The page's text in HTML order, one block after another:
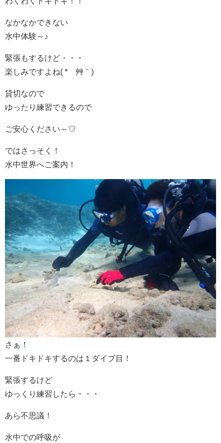
なかなかできない
水中体験～♪
緊張もするけど・・・
楽しみですよね( *´艸｀)
貸切なので
ゆったり練習できるので
ご安心ください～♡
ではさっそく！
水中世界へご案内！
さぁ！
一番ドキドキするのは１ダイブ目！
緊張するけど
ゆっくり練習したら・・・
あら不思議！
水中での呼吸が